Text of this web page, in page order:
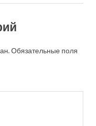
Обязательные поля